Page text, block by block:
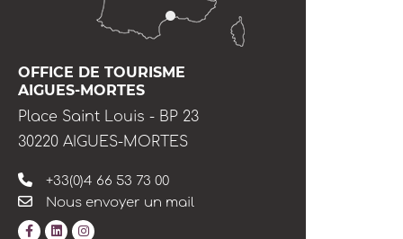
OFFICE DE TOURISME
AIGUES-MORTES
Place Saint Louis - BP 23
30220 AIGUES-MORTES
+33(0)4 66 53 73 00
Nous envoyer un mail